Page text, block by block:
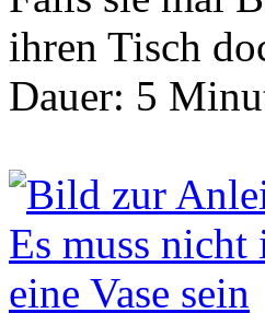
ihren Tisch
Dauer: 5